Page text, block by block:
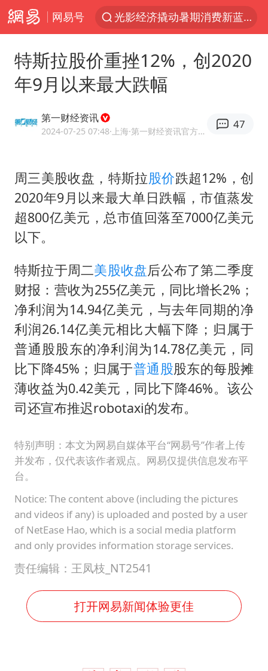
网易号
光影经济撬动暑期消费新蓝海
微信又有新功能，你可以“撤回”你的撤回了！
情侣平潭拍日出坠崖1死1伤
酒店回应车内过夜被收150元
黄金牛市回来了吗
杭州全市有序停课
36岁男演员成景区NPC后人气爆棚
全民健身事业高质量发展
台当局重金为“台独”织“皇帝新衣”
几元成本的AI广告导致千万市值蒸发
老挝国会主席赛宋蓬逝世
夏日经济乘“热”而上 消费市场向“新”而行
乐享全民健身 共筑健康中国
特斯拉股价重挫12%，创2020
年9月以来最大跌幅
第一财经资讯
2024-07-25 07:48·上海 ·第一财经资讯官方网易号
47
周三美股收盘，特斯拉股价跌超12%，创
2020年9月以来最大单日跌幅，市值蒸发
超800亿美元，总市值回落至7000亿美元
以下。
特斯拉于周二美股收盘后公布了第二季度
财报：营收为255亿美元，同比增长2%；
净利润为14.94亿美元，与去年同期的净
利润26.14亿美元相比大幅下降；归属于
普通股股东的净利润为14.78亿美元，同
比下降45%；归属于普通股股东的每股摊
薄收益为0.42美元，同比下降46%。该公
司还宣布推迟robotaxi的发布。
特别声明：本文为网易自媒体平台“网易号”作者上传
并发布，仅代表该作者观点。网易仅提供信息发布平
台。
Notice: The content above (including the pictures
and videos if any) is uploaded and posted by a user
of NetEase Hao, which is a social media platform
and only provides information storage services.
责任编辑：王凤枝_NT2541
打开网易新闻体验更佳